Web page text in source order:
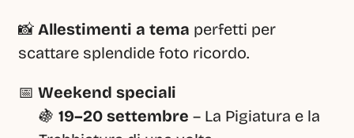
📸 Allestimenti a tema perfetti per
scattare splendide foto ricordo.
📅 Weekend speciali
🍇 19–20 settembre – La Pigiatura e la